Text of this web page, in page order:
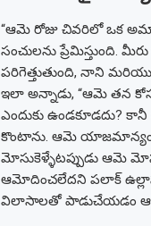
“ఆమె రోజు చివరిలో ఒక
సంచులను ప్రేమిస్తుంది.
పరిగెత్తుతుంది, నాని
ఇలా అన్నాడు, “ఆమె తన
ఎందుకు ఉండకూడదు?
కొంటాను. ఆమె
మోసుకెళ్ళేటప్పుడు ఆమె
ఆమోదించలేదని పలాక్
విలాసాలతో పాడుచేయడం